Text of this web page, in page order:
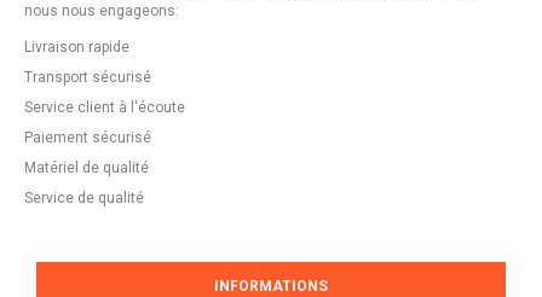
nous nous engageons:
Livraison rapide
Transport sécurisé
Service client à l'écoute
Paiement sécurisé
Matériel de qualité
Service de qualité
INFORMATIONS